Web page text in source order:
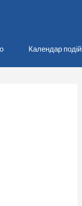
Календар подій